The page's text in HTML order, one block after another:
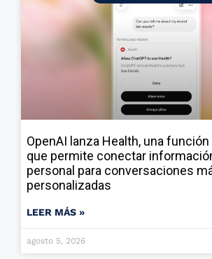
OpenAI lanza Health, una función
que permite conectar
personal para conversaciones
personalizadas
LEER MÁS »
agosto 5, 2026